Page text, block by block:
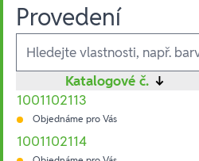
Provedení
Ausführungen
Katalogové č. ↓
1001102113
Objednáme pro Vás
1001102114